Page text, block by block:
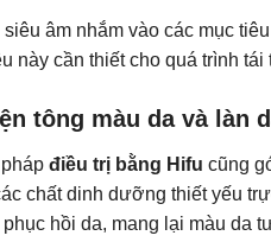
siêu âm nhắm vào các mục
này cần thiết cho quá trình
tông màu da và làn
điều trị bằng Hifu cũng
chất dinh dưỡng thiết yếu
hồi da, mang lại màu da